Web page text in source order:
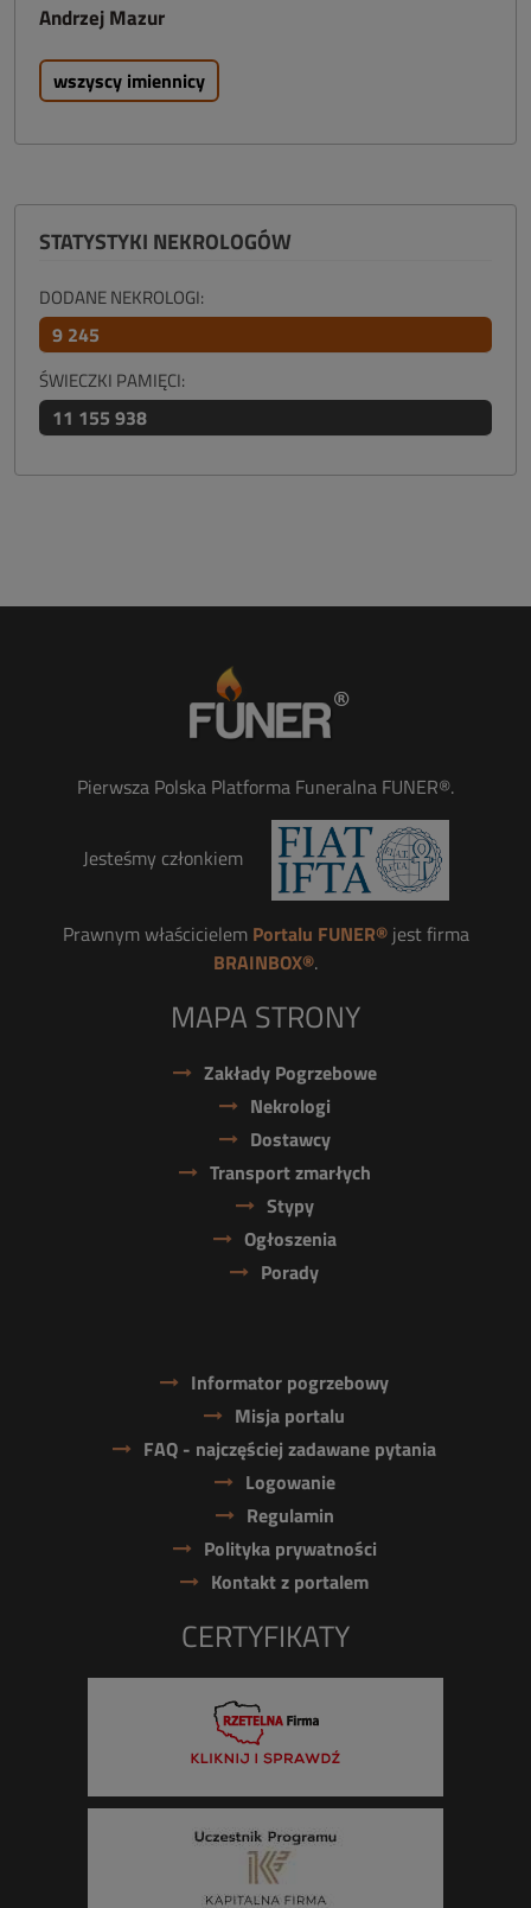
Andrzej Mazur
wszyscy imiennicy
STATYSTYKI NEKROLOGÓW
DODANE NEKROLOGI:
9 245
ŚWIECZKI PAMIĘCI:
11 155 938
Pierwsza Polska Platforma Funeralna FUNER®.
Jesteśmy członkiem
Prawnym właścicielem Portalu FUNER®jest firma
BRAINBOX®.
MAPA STRONY
Zakłady Pogrzebowe
Nekrologi
Dostawcy
Transport zmarłych
Stypy
Ogłoszenia
Porady
Informator pogrzebowy
Misja portalu
FAQ - najczęściej zadawane pytania
Logowanie
Regulamin
Polityka prywatności
Kontakt z portalem
CERTYFIKATY